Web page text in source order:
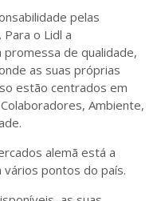
pelas
o Lidl a
de qualidade,
as suas próprias
estão centrados em
Ambiente,
alemã está a
pontos do país.